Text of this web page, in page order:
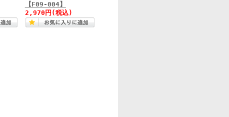
【F09-004】
2,970円 (税込)